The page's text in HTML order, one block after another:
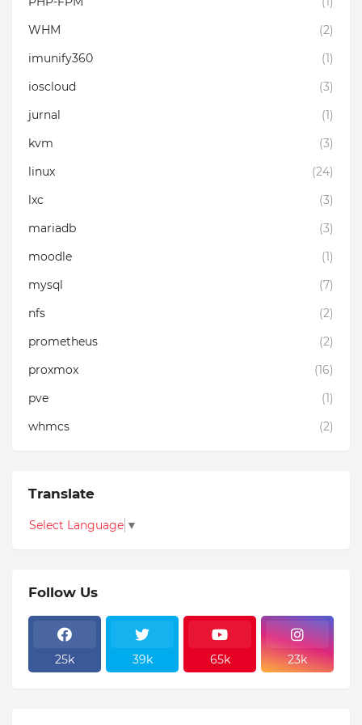
WHM
(2)
imunify360
(1)
ioscloud
(3)
jurnal
(1)
kvm
(3)
linux
(24)
lxc
(3)
mariadb
(3)
moodle
(1)
mysql
(7)
nfs
(2)
prometheus
(2)
proxmox
(16)
pve
(1)
whmcs
(2)
Translate
Select Language ▼
Follow Us
25k 39k 65k 23k